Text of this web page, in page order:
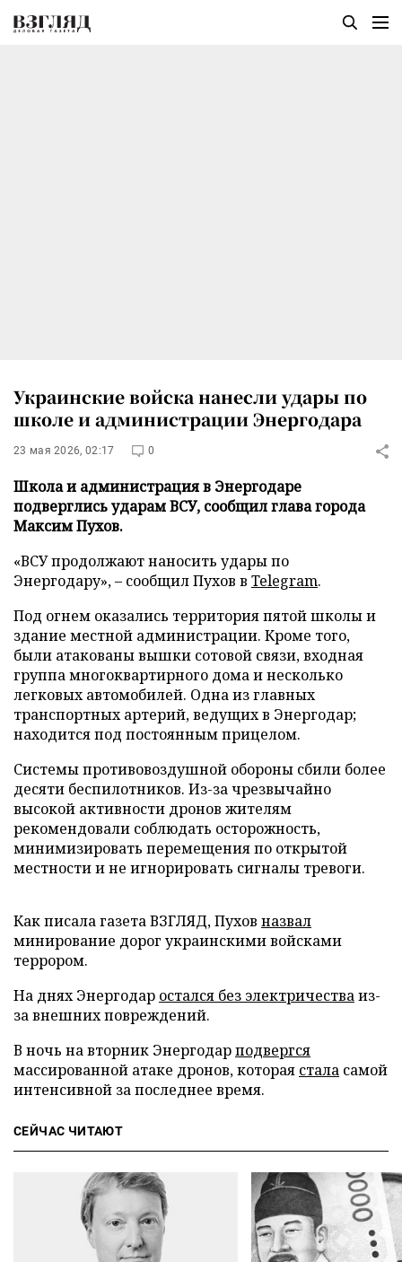
Украинские войска нанесли удары по
школе и администрации Энергодара
23 мая 2026, 02:17 0
Школа и администрация в Энергодаре
подверглись ударам ВСУ, сообщил глава города
Максим Пухов.
«ВСУ продолжают наносить удары по
Энергодару», – сообщил Пухов в Telegram.
Под огнем оказались территория пятой школы и
здание местной администрации. Кроме того,
были атакованы вышки сотовой связи, входная
группа многоквартирного дома и несколько
легковых автомобилей. Одна из главных
транспортных артерий, ведущих в Энергодар;
находится под постоянным прицелом.
Системы противовоздушной обороны сбили более
десяти беспилотников. Из-за чрезвычайно
высокой активности дронов жителям
рекомендовали соблюдать осторожность,
минимизировать перемещения по открытой
местности и не игнорировать сигналы тревоги.
Как писала газета ВЗГЛЯД, Пухов назвал
минирование дорог украинскими войсками
террором.
На днях Энергодар остался без электричестваиз-
за внешних повреждений.
В ночь на вторник Энергодарподвергся
массированной атаке дронов, которая стала самой
интенсивной за последнее время.
СЕЙЧАС ЧИТАЮТ